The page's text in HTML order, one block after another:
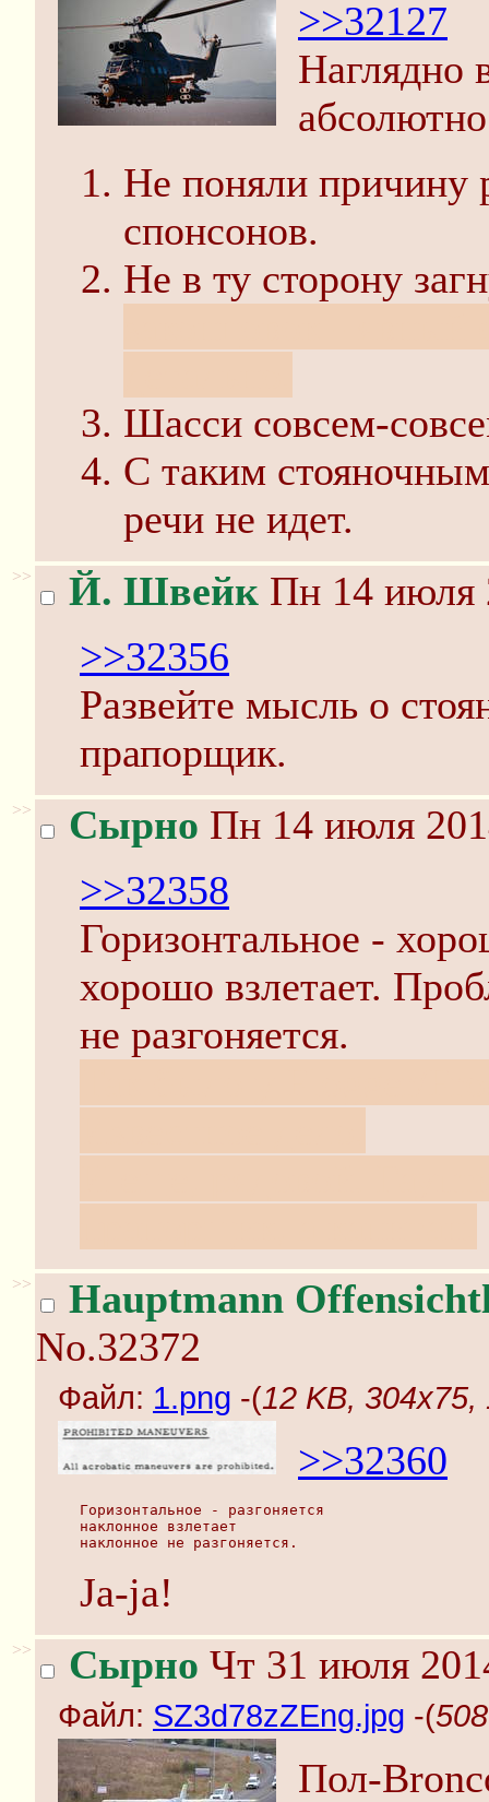
>>32127
Наглядно
Не поняли причину
спонсонов.
Не в ту сторону
Шасси совсем-
С таким
речи не идет.
>> Й. Швейк Пн 14 июля
>>32356
Развейте мысль о
прапорщик.
>> Сырно Пн 14 июля
>>32358
Горизонтальное -
хорошо взлетает.
не разгоняется.
>>
Hauptmann
No.32372
Файл: 1.png -(12 KB, 304x75,
>>32360
Горизонтальное - разгоняется
наклонное взлетает
наклонное не разгоняется.
Ja-ja!
>> Сырно Чт 31 июля
Файл: SZ3d78zZEng.jpg -(
Пол-